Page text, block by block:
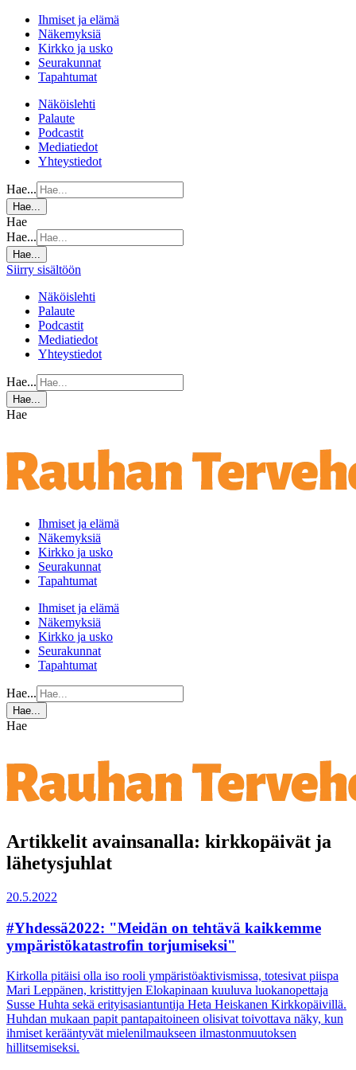
Ihmiset ja elämä
Näkemyksiä
Kirkko ja usko
Seurakunnat
Tapahtumat
Näköislehti
Palaute
Podcastit
Mediatiedot
Yhteystiedot
Hae...
Hae...
Hae
Hae...
Hae...
Siirry sisältöön
Näköislehti
Palaute
Podcastit
Mediatiedot
Yhteystiedot
Hae...
Hae...
Hae
Ihmiset ja elämä
Näkemyksiä
Kirkko ja usko
Seurakunnat
Tapahtumat
Ihmiset ja elämä
Näkemyksiä
Kirkko ja usko
Seurakunnat
Tapahtumat
Hae...
Hae...
Hae
Artikkelit avainsanalla: kirkkopäivät ja
lähetysjuhlat
20.5.2022
#Yhdessä2022: "Meidän on tehtävä kaikkemme
ympäristökatastrofin torjumiseksi"
Kirkolla pitäisi olla iso rooli ympäristöaktivismissa, totesivat piispa
Mari Leppänen, kristittyjen Elokapinaan kuuluva luokanopettaja
Susse Huhta sekä erityisasiantuntija Heta Heiskanen Kirkkopäivillä.
Huhdan mukaan papit pantapaitoineen olisivat toivottava näky, kun
ihmiset kerääntyvät mielenilmaukseen ilmastonmuutoksen
hillitsemiseksi.